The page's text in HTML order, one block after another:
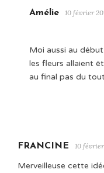
Amélie 10 février
Moi aussi au
les fleurs allaient
au final pas du
FRANCINE 10
Merveilleuse cette